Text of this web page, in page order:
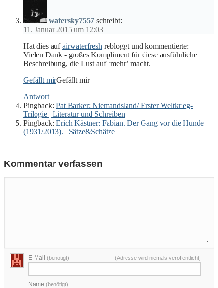
watersky7557 schreibt:
11. Januar 2015 um 12:03
Hat dies aufairwaterfresh rebloggt und kommentierte:
Vielen Dank - großes Kompliment für diese ausführliche
Beschreibung, die Lust auf ‘mehr’ macht.
Gefällt mirGefällt mir
Antwort
Pingback: Pat Barker: Niemandsland/ Erster Weltkrieg-
Trilogie | Literatur und Schreiben
Pingback: Erich Kästner: Fabian. Der Gang vor die Hunde
(1931/2013). | Sätze&Schätze
Kommentar verfassen
E-Mail (benötigt) (Adresse wird niemals veröffentlicht)
Name (benötigt)